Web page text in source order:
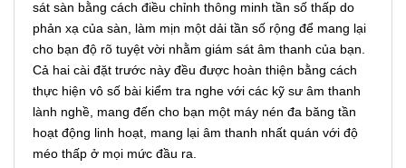
sát sàn bằng cách điều chỉnh thông minh tần số thấp do
phản xạ của sàn, làm mịn một dải tần số rộng để mang lại
cho bạn độ rõ tuyệt vời nhằm giám sát âm thanh của bạn.
Cả hai cài đặt trước này đều được hoàn thiện bằng cách
thực hiện vô số bài kiểm tra nghe với các kỹ sư âm thanh
lành nghề, mang đến cho bạn một máy nén đa băng tần
hoạt động linh hoạt, mang lại âm thanh nhất quán với độ
méo thấp ở mọi mức đầu ra.